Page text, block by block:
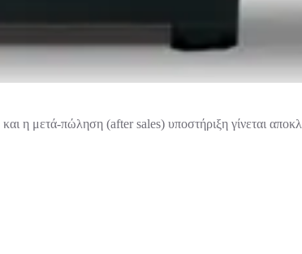
η μετά-πώληση (after sales) υποστήριξη γίνεται